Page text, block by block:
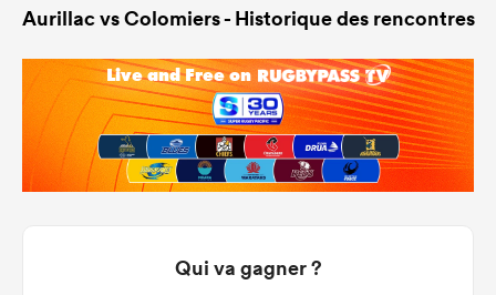
Aurillac vs Colomiers - Historique des rencontres
Qui va gagner ?